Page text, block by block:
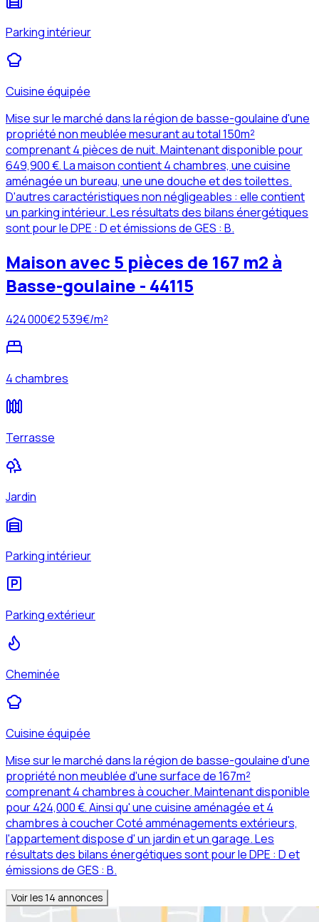
Parking intérieur
Cuisine équipée
Mise sur le marché dans la région de basse-goulaine d'une
propriété non meublée mesurant au total 150m²
comprenant 4 pièces de nuit. Maintenant disponible pour
649,900 €. La maison contient 4 chambres, une cuisine
aménagée un bureau, une une douche et des toilettes.
D'autres caractéristiques non négligeables : elle contient
un parking intérieur. Les résultats des bilans énergétiques
sont pour le DPE : D et émissions de GES : B.
Maison avec 5 pièces de 167 m2 à
Basse-goulaine - 44115
424 000€2 539€/m²
4 chambres
Terrasse
Jardin
Parking intérieur
Parking extérieur
Cheminée
Cuisine équipée
Mise sur le marché dans la région de basse-goulaine d'une
propriété non meublée d'une surface de 167m²
comprenant 4 chambres à coucher. Maintenant disponible
pour 424,000 €. Ainsi qu' une cuisine aménagée et 4
chambres à coucher Coté amménagements extérieurs,
l'appartement dispose d' un jardin et un garage. Les
résultats des bilans énergétiques sont pour le DPE : D et
émissions de GES : B.
Voir les14 annonces